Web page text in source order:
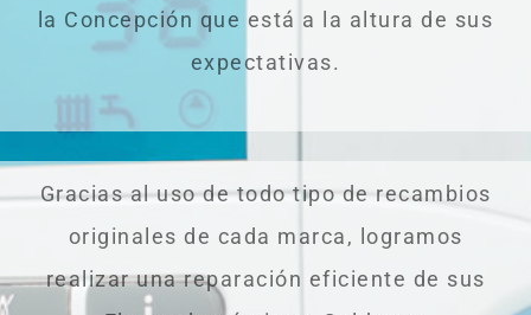
la Concepción que está a la altura de sus
expectativas.
Gracias al uso de todo tipo de recambios
originales de cada marca, logramos
realizar una reparación eficiente de sus